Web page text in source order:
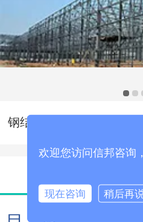
钢结构工程投标书范本|钢
欢迎您访问信邦咨询
现在咨询 稍后再